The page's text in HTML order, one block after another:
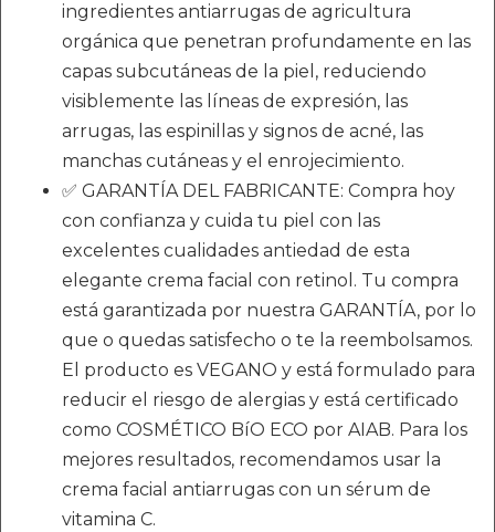
ingredientes antiarrugas de agricultura
orgánica que penetran profundamente en las
capas subcutáneas de la piel, reduciendo
visiblemente las líneas de expresión, las
arrugas, las espinillas y signos de acné, las
manchas cutáneas y el enrojecimiento.
✅ GARANTÍA DEL FABRICANTE: Compra hoy
con confianza y cuida tu piel con las
excelentes cualidades antiedad de esta
elegante crema facial con retinol. Tu compra
está garantizada por nuestra GARANTÍA, por lo
que o quedas satisfecho o te la reembolsamos.
El producto es VEGANO y está formulado para
reducir el riesgo de alergias y está certificado
como COSMÉTICO BíO ECO por AIAB. Para los
mejores resultados, recomendamos usar la
crema facial antiarrugas con un sérum de
vitamina C.